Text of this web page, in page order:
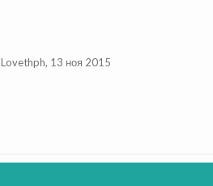
Lovethph, 13 ноя 2015